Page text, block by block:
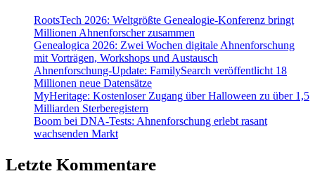
RootsTech 2026: Weltgrößte Genealogie-Konferenz bringt
Millionen Ahnenforscher zusammen
Genealogica 2026: Zwei Wochen digitale Ahnenforschung
mit Vorträgen, Workshops und Austausch
Ahnenforschung-Update: FamilySearch veröffentlicht 18
Millionen neue Datensätze
MyHeritage: Kostenloser Zugang über Halloween zu über 1,5
Milliarden Sterberegistern
Boom bei DNA-Tests: Ahnenforschung erlebt rasant
wachsenden Markt
Letzte Kommentare